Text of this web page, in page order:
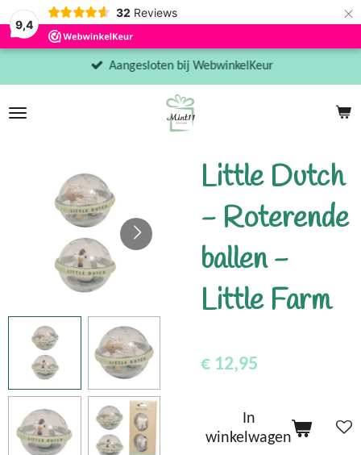
9,4
32 Reviews ×
Aangesloten bij WebwinkelKeur
Little Dutch
- Roterende
ballen -
Little Farm
€ 12,95
In
winkelwagen